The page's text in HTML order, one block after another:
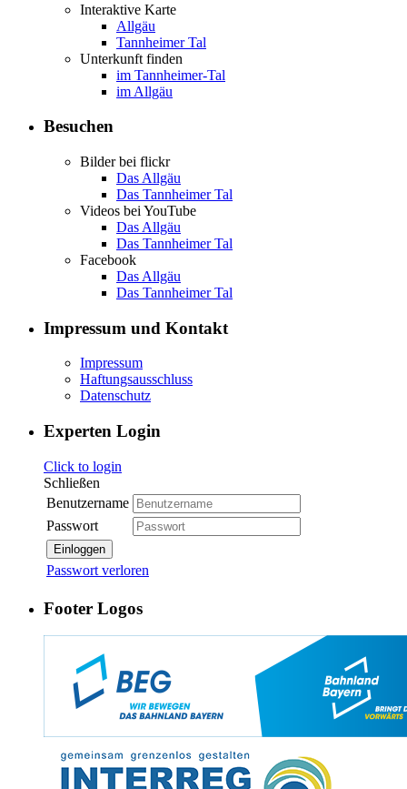
Interaktive Karte
Allgäu
Tannheimer Tal
Unterkunft finden
im Tannheimer-Tal
im Allgäu
Besuchen
Bilder bei flickr
Das Allgäu
Das Tannheimer Tal
Videos bei YouTube
Das Allgäu
Das Tannheimer Tal
Facebook
Das Allgäu
Das Tannheimer Tal
Impressum und Kontakt
Impressum
Haftungsausschluss
Datenschutz
Experten Login
Click to login
Schließen
Benutzername
Passwort
Einloggen
Passwort verloren
Footer Logos